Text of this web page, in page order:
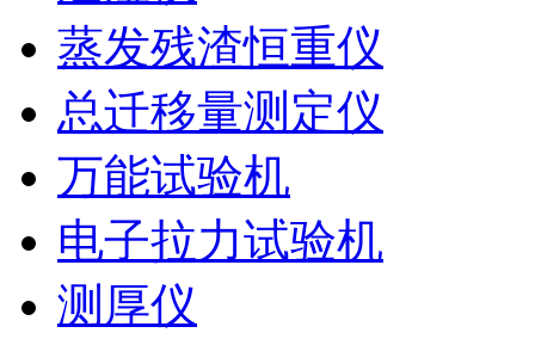
蒸发残渣恒重仪
总迁移量测定仪
万能试验机
电子拉力试验机
测厚仪